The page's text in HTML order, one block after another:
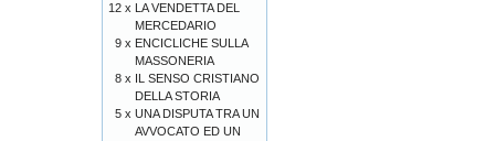
12 x LA VENDETTA DEL
MERCEDARIO
9 x ENCICLICHE SULLA
MASSONERIA
8 x IL SENSO CRISTIANO
DELLA STORIA
5 x UNA DISPUTA TRA UN
AVVOCATO ED UN